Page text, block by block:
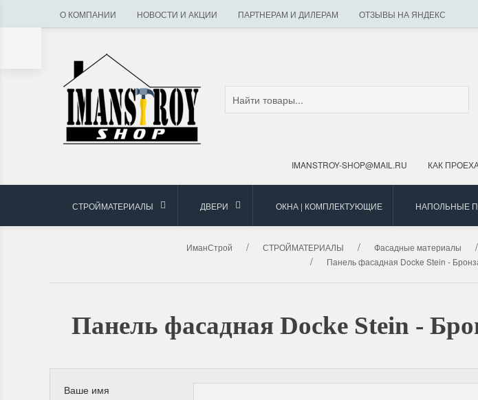
О КОМПАНИИ НОВОСТИ И АКЦИИ ПАРТНЕРАМ И ДИЛЕРАМ ОТЗЫВЫ НА ЯНДЕКС
IMANSTROY-SHOP@MAIL.RU КАК
СТРОЙМАТЕРИАЛЫ ДВЕРИ ОКНА | КОМПЛЕКТУЮЩИЕ НАПОЛЬНЫЕ
ИманСтрой СТРОЙМАТЕРИАЛЫ Фасадные материалы
Панель фасадная Docke Stein -
Панель фасадная Docke Stein -
Ваше имя